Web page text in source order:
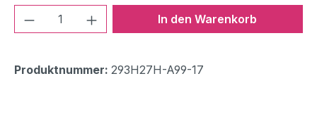
Produkt Anzahl: Gib denIn den Warenkorb
Produktnummer: 293H27H-A99-17